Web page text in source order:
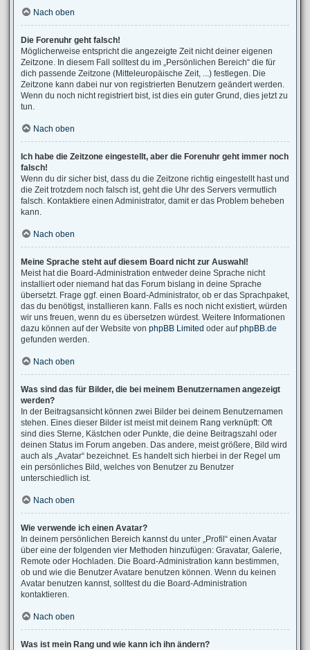
Nach oben
Die Forenuhr geht falsch!
Möglicherweise entspricht die angezeigte Zeit nicht deiner eigenen
Zeitzone. In diesem Fall solltest du im „Persönlichen Bereich“ die für
dich passende Zeitzone (Mitteleuropäische Zeit, ...) festlegen. Die
Zeitzone kann dabei nur von registrierten Benutzern geändert werden.
Wenn du noch nicht registriert bist, ist dies ein guter Grund, dies jetzt zu
tun.
Nach oben
Ich habe die Zeitzone eingestellt, aber die Forenuhr geht immer noch
falsch!
Wenn du dir sicher bist, dass du die Zeitzone richtig eingestellt hast und
die Zeit trotzdem noch falsch ist, geht die Uhr des Servers vermutlich
falsch. Kontaktiere einen Administrator, damit er das Problem beheben
kann.
Nach oben
Meine Sprache steht auf diesem Board nicht zur Auswahl!
Meist hat die Board-Administration entweder deine Sprache nicht
installiert oder niemand hat das Forum bislang in deine Sprache
übersetzt. Frage ggf. einen Board-Administrator, ob er das Sprachpaket,
das du benötigst, installieren kann. Falls es noch nicht existiert, würden
wir uns freuen, wenn du es übersetzen würdest. Weitere Informationen
dazu können auf der Website von phpBB Limited oder aufphpBB.de
gefunden werden.
Nach oben
Was sind das für Bilder, die bei meinem Benutzernamen angezeigt
werden?
In der Beitragsansicht können zwei Bilder bei deinem Benutzernamen
stehen. Eines dieser Bilder ist meist mit deinem Rang verknüpft: Oft
sind dies Sterne, Kästchen oder Punkte, die deine Beitragszahl oder
deinen Status im Forum angeben. Das andere, meist größere, Bild wird
auch als „Avatar“ bezeichnet. Es handelt sich hierbei in der Regel um
ein persönliches Bild, welches von Benutzer zu Benutzer
unterschiedlich ist.
Nach oben
Wie verwende ich einen Avatar?
In deinem persönlichen Bereich kannst du unter „Profil“ einen Avatar
über eine der folgenden vier Methoden hinzufügen: Gravatar, Galerie,
Remote oder Hochladen. Die Board-Administration kann bestimmen,
ob und wie die Benutzer Avatare benutzen können. Wenn du keinen
Avatar benutzen kannst, solltest du die Board-Administration
kontaktieren.
Nach oben
Was ist mein Rang und wie kann ich ihn ändern?